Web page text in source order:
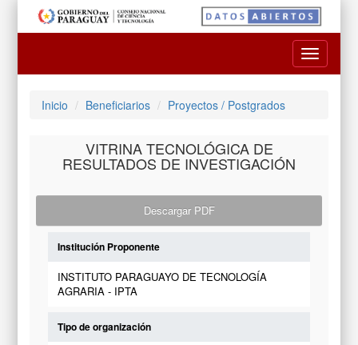
Toggle
Inicio Beneficiarios Proyectos / Postgrados
VITRINA TECNOLÓGICA DE
RESULTADOS DE INVESTIGACIÓN
Descargar PDF
Institución Proponente
INSTITUTO PARAGUAYO DE TECNOLOGÍA
AGRARIA - IPTA
Tipo de organización